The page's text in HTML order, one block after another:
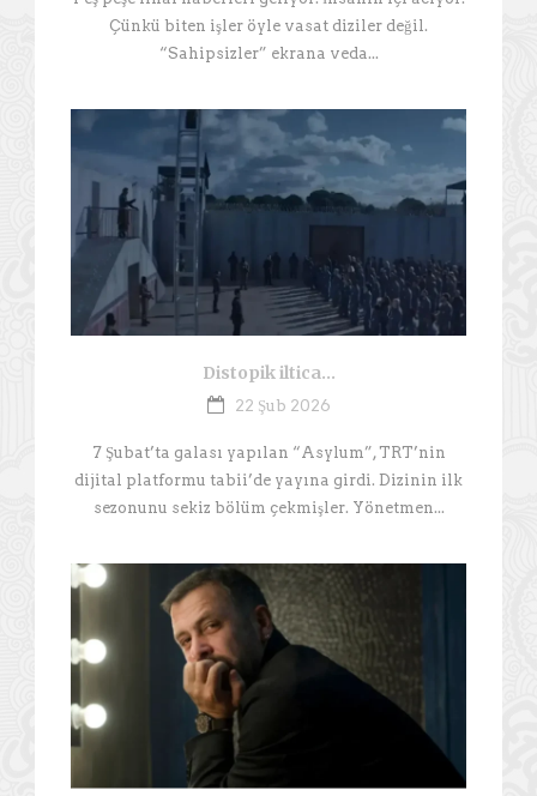
Çünkü biten işler öyle vasat diziler değil.
“Sahipsizler” ekrana veda...
Distopik iltica…
22 Şub 2026
7 Şubat’ta galası yapılan “Asylum”, TRT’nin
dijital platformu tabii’de yayına girdi. Dizinin ilk
sezonunu sekiz bölüm çekmişler. Yönetmen...